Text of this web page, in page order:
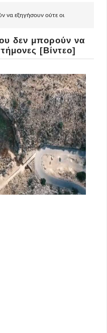
να εξηγήσουν ούτε οι
δεν μπορούν να
[Βίντεο]